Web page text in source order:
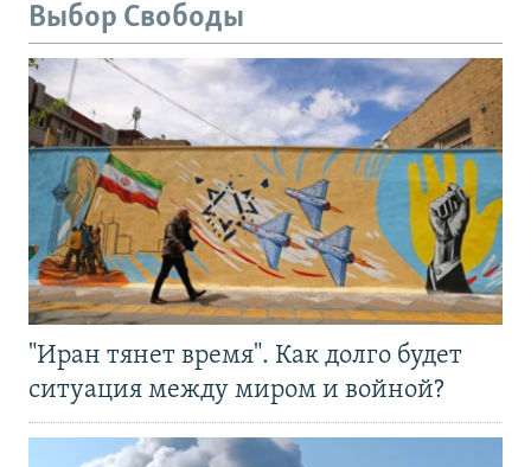
Выбор Свободы
"Иран тянет время". Как долго будет
ситуация между миром и войной?